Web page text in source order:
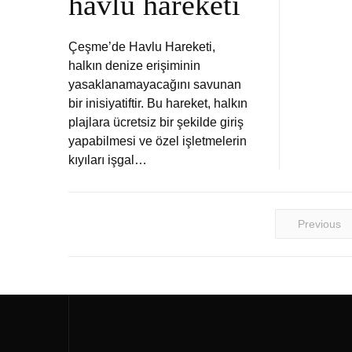
Çeşme’de Havlu Hareketi,
halkın denize erişiminin
yasaklanamayacağını savunan
bir inisiyatiftir. Bu hareket, halkın
plajlara ücretsiz bir şekilde giriş
yapabilmesi ve özel işletmelerin
kıyıları işgal…
Previous